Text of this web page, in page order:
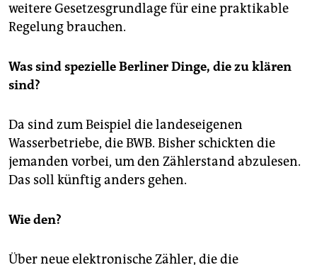
weitere Gesetzesgrundlage für eine praktikable
Regelung brauchen.
Was sind spezielle Berliner Dinge, die zu klären
sind?
Da sind zum Beispiel die landeseigenen
Wasserbetriebe, die BWB. Bisher schickten die
jemanden vorbei, um den Zählerstand abzulesen.
Das soll künftig anders gehen.
Wie den?
Über neue elektronische Zähler, die die